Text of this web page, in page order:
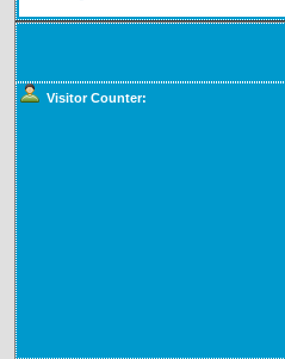
Visitor Counter: